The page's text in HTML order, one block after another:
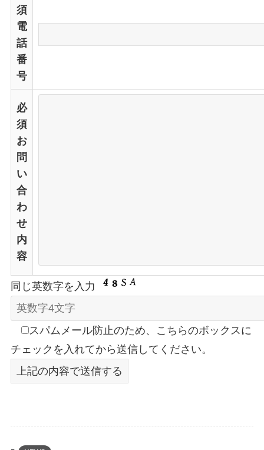
須
電
話
番
号
必
須
お
問
い
合
わ
せ
内
容
同じ英数字を入力
スパムメール防止のため、こちらのボックスに
チェックを入れてから送信してください。